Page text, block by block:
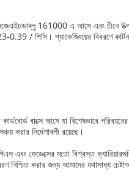
161000 এ আসে এবং চীনে
/ পিসি। প্যাকেজিংয়ের বিবরণে
বাক্সে আসে যা বিশেষভাবে
করার নির্দেশাবলী রয়েছে।
এবং ফেডেক্সের মতো বিশ্বস্ত
নিশ্চিত করার জন্য আমাদের যথাসাধ্য